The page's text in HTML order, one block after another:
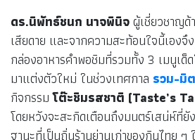
ดร.นิพัทธ์ชนก นาจพินิจผู้เชี่ยวชาญด้
เสียดาย และจากความสะท้อนใจนี้เองจึ
กล่องอาหารคำพอชิมที่รวมทั้ง 3 เมนูเด็
มาแต่งตัวใหม่ ในช่วงเทศกาล รวม-มิ
กิจกรรมโต๊ะชิมรสชาติ (Taste’s
โดยหวังจะสะกิดเตือนถึงมนตร์เสน่ห์ที่ยั
ฐานะที่เป็นถิ่นร้านย่านเก่าของกินไทย ๆ